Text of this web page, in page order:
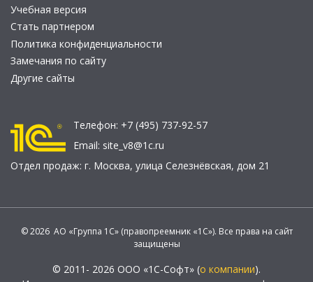
Учебная версия
Стать партнером
Политика конфиденциальности
Замечания по сайту
Другие сайты
Телефон: +7 (495) 737-92-57
Email: site_v8@1c.ru
Отдел продаж: г. Москва, улица Селезнёвская, дом 21
© 2026 АО «Группа 1С» (правопреемник «1С»). Все права на сайт
защищены
© 2011- 2026 ООО «1С-Софт» (о компании).